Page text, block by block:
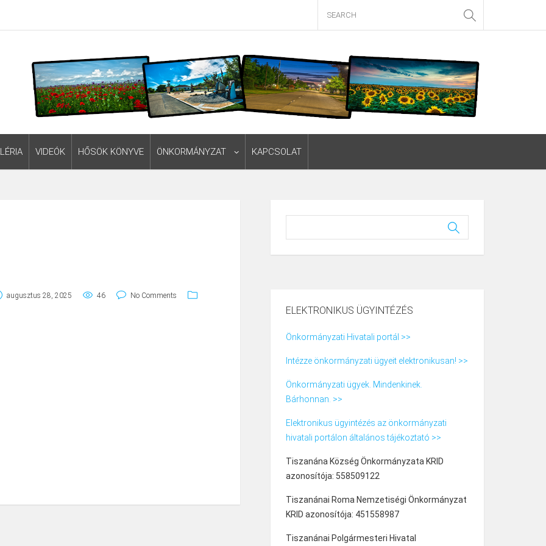
VIDEÓK HŐSÖK KÖNYVE ÖNKORMÁNYZAT KAPCSOLAT
augusztus 28, 2025 46 No Comments
ELEKTRONIKUS ÜGYINTÉZÉS
Önkormányzati Hivatali portál >>
Intézze önkormányzati ügyeit elektronikusan! >>
Önkormányzati ügyek. Mindenkinek.
Bárhonnan. >>
Elektronikus ügyintézés az önkormányzati
hivatali portálon általános tájékoztató >>
Tiszanána Község Önkormányzata KRID
azonosítója: 558509122
Tiszanánai Roma Nemzetiségi Önkormányzat
KRID azonosítója: 451558987
Tiszanánai Polgármesteri Hivatal